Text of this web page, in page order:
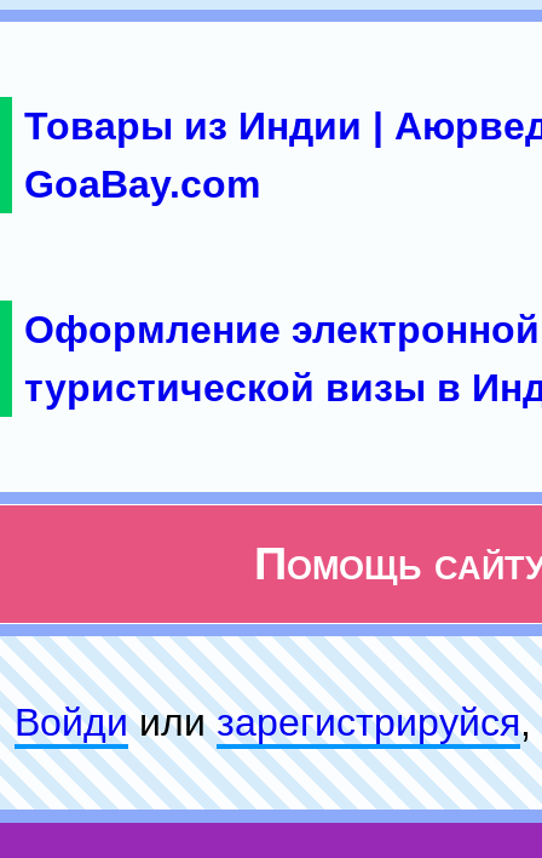
Товары из Индии |
GoaBay.com
Оформление электронной
туристической визы в
Помощь
Войдиилизарeгиcтpируйся,